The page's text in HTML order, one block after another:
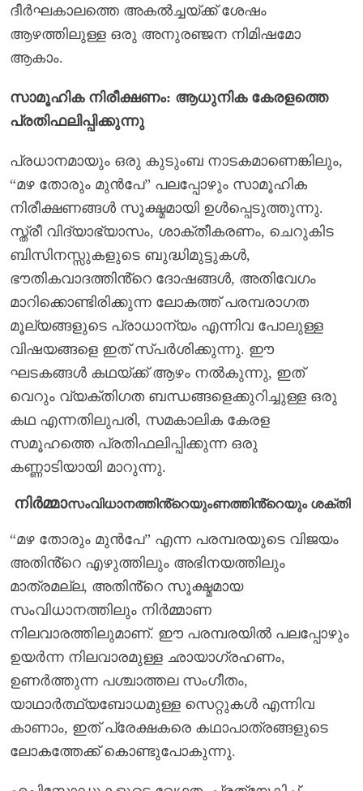
ദീർഘകാലത്തെ അകൽച്ചയ്ക്ക് ശേഷം
ആഴത്തിലുള്ള ഒരു അനുരഞ്ജന നിമിഷമോ
ആകാം.
സാമൂഹിക നിരീക്ഷണം: ആധുനിക കേരളത്തെ
പ്രതിഫലിപ്പിക്കുന്നു
പ്രധാനമായും ഒരു കുടുംബ നാടകമാണെങ്കിലും,
“മഴ തോരും മുൻപേ” പലപ്പോഴും സാമൂഹിക
നിരീക്ഷണങ്ങൾ സൂക്ഷ്മമായി ഉൾപ്പെടുത്തുന്നു.
സ്ത്രീ വിദ്യാഭ്യാസം, ശാക്തീകരണം, ചെറുകിട
ബിസിനസ്സുകളുടെ ബുദ്ധിമുട്ടുകൾ,
ഭൗതികവാദത്തിൻ്റെ ദോഷങ്ങൾ, അതിവേഗം
മാറിക്കൊണ്ടിരിക്കുന്ന ലോകത്ത് പരമ്പരാഗത
മൂല്യങ്ങളുടെ പ്രാധാന്യം എന്നിവ പോലുള്ള
വിഷയങ്ങളെ ഇത് സ്പർശിക്കുന്നു. ഈ
ഘടകങ്ങൾ കഥയ്ക്ക് ആഴം നൽകുന്നു, ഇത്
വെറും വ്യക്തിഗത ബന്ധങ്ങളെക്കുറിച്ചുള്ള ഒരു
കഥ എന്നതിലുപരി, സമകാലിക കേരള
സമൂഹത്തെ പ്രതിഫലിപ്പിക്കുന്ന ഒരു
കണ്ണാടിയായി മാറുന്നു.
നിർമ്മാസംവിധാനത്തിൻ്റെയുംണത്തിൻ്റെയും ശക്തി
“മഴ തോരും മുൻപേ” എന്ന പരമ്പരയുടെ വിജയം
അതിൻ്റെ എഴുത്തിലും അഭിനയത്തിലും
മാത്രമല്ല, അതിൻ്റെ സൂക്ഷ്മമായ
സംവിധാനത്തിലും നിർമ്മാണ
നിലവാരത്തിലുമാണ്. ഈ പരമ്പരയിൽ പലപ്പോഴും
ഉയർന്ന നിലവാരമുള്ള ഛായാഗ്രഹണം,
ഉണർത്തുന്ന പശ്ചാത്തല സംഗീതം,
യാഥാർത്ഥ്യബോധമുള്ള സെറ്റുകൾ എന്നിവ
കാണാം, ഇത് പ്രേക്ഷകരെ കഥാപാത്രങ്ങളുടെ
ലോകത്തേക്ക് കൊണ്ടുപോകുന്നു.